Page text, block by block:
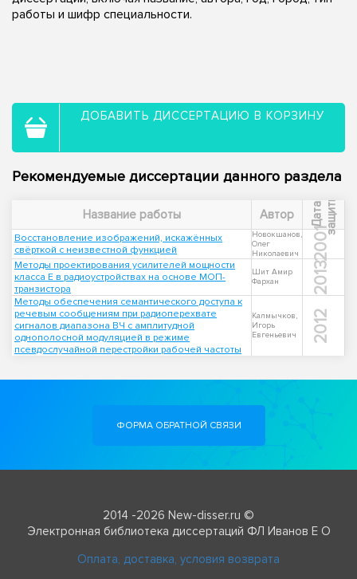
работы и шифр специальности.
ДОБАВИТЬ ДИССЕРТАЦИЮ В КОРЗИНУ
Рекомендуемые диссертации данного раздела
Название работы Автор Д
а
т
а
з
а
щ
и
ты
Восстановление изображений, искажённых
свёрткой с неизвестной функцией
Новокшанов,
Олег
Николаевич
2001
Методы проектирования усилителей мощности
класса E в радиоустройствах на основе МОП-
транзистора
Шит Амир
Фархан
2013
Методы обеспечения семантического доступа к
речевым сообщениям при радиоперехвате
сигналов диапазона ВЧ с амплитудной
однополосной модуляцией в режиме
псевдослучайной перестройки рабочей частоты
Калмычков,
Игорь
Евгеньевич
2012
ФОРМА ОБРАТНОЙ СВЯЗИ
2014 -2026 New-disser.ru ©
Электронная библиотека диссертаций ФЛ Иванов Е О
Оплата, доставка, условия возврата